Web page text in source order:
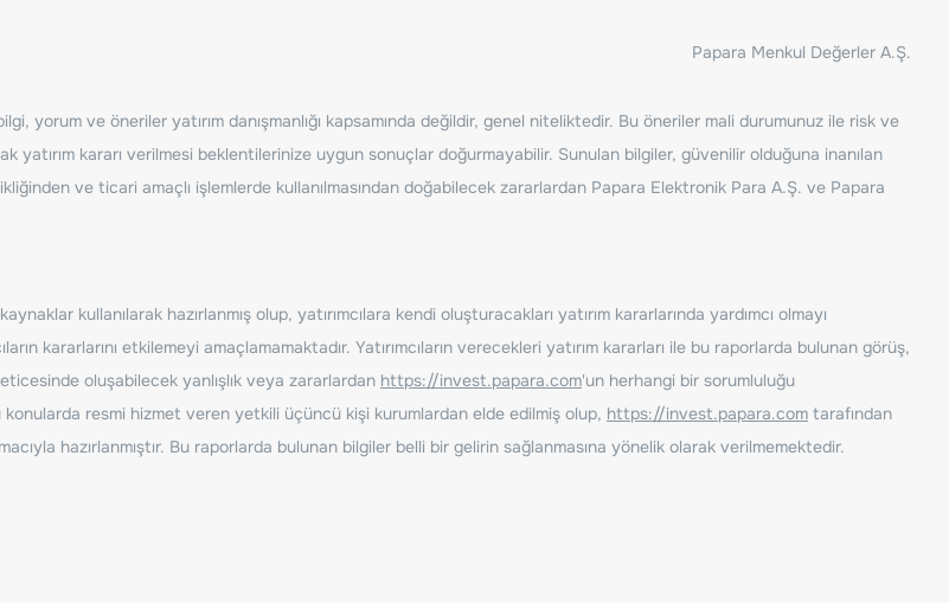
Papara Menkul Değerler A.Ş.
yorum ve öneriler yatırım danışmanlığı kapsamında değildir, genel niteliktedir. Bu öneriler mali durumunuz ile risk ve
kararı verilmesi beklentilerinize uygun sonuçlar doğurmayabilir. Sunulan bilgiler, güvenilir olduğuna inanılan
ve ticari amaçlı işlemlerde kullanılmasından doğabilecek zararlardan Papara Elektronik Para A.Ş. ve Papara
kullanılarak hazırlanmış olup, yatırımcılara kendi oluşturacakları yatırım kararlarında yardımcı olmayı
kararlarını etkilemeyi amaçlamamaktadır. Yatırımcıların verecekleri yatırım kararları ile bu raporlarda bulunan görüş,
oluşabilecek yanlışlık veya zararlardan https://invest.papara.com'un herhangi bir sorumluluğu
resmi hizmet veren yetkili üçüncü kişi kurumlardan elde edilmiş olup, https://invest.papara.com tarafından
hazırlanmıştır. Bu raporlarda bulunan bilgiler belli bir gelirin sağlanmasına yönelik olarak verilmemektedir.